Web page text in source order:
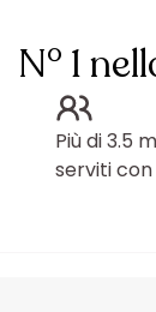
N° 1
Più di 3.5
serviti con